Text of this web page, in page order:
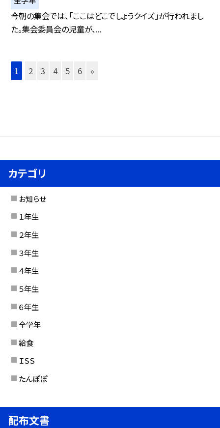
今朝の集会では、「ここはどこでしょうクイズ」が行われまし
た。集会委員会の児童が、...
1 2 3 4 5 6 »
カテゴリ
お知らせ
１年生
２年生
３年生
４年生
５年生
６年生
全学年
給食
ＩＳＳ
たんぽぽ
配布文書